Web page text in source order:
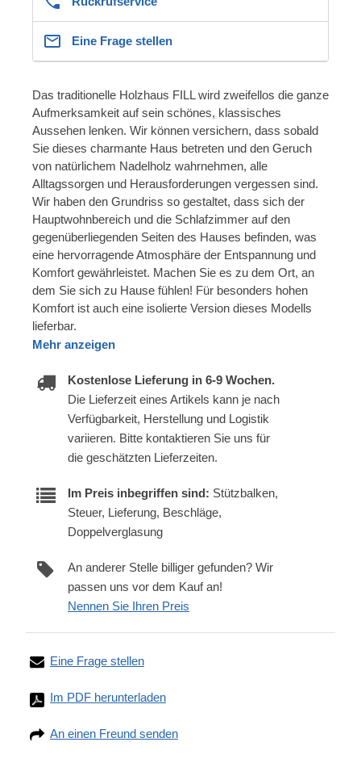
Eine Frage stellen
Das traditionelle Holzhaus FILL wird zweifellos die ganze
Aufmerksamkeit auf sein schönes, klassisches
Aussehen lenken. Wir können versichern, dass sobald
Sie dieses charmante Haus betreten und den Geruch
von natürlichem Nadelholz wahrnehmen, alle
Alltagssorgen und Herausforderungen vergessen sind.
Wir haben den Grundriss so gestaltet, dass sich der
Hauptwohnbereich und die Schlafzimmer auf den
gegenüberliegenden Seiten des Hauses befinden, was
eine hervorragende Atmosphäre der Entspannung und
Komfort gewährleistet. Machen Sie es zu dem Ort, an
dem Sie sich zu Hause fühlen! Für besonders hohen
Komfort ist auch eine isolierte Version dieses Modells
lieferbar.
Mehr anzeigen
Kostenlose Lieferung in 6-9 Wochen.
Die Lieferzeit eines Artikels kann je nach
Verfügbarkeit, Herstellung und Logistik
variieren. Bitte kontaktieren Sie uns für
die geschätzten Lieferzeiten.
Im Preis inbegriffen sind: Stützbalken,
Steuer, Lieferung, Beschläge,
Doppelverglasung
An anderer Stelle billiger gefunden? Wir
passen uns vor dem Kauf an!
Nennen Sie Ihren Preis
Eine Frage stellen
Im PDF herunterladen
An einen Freund senden